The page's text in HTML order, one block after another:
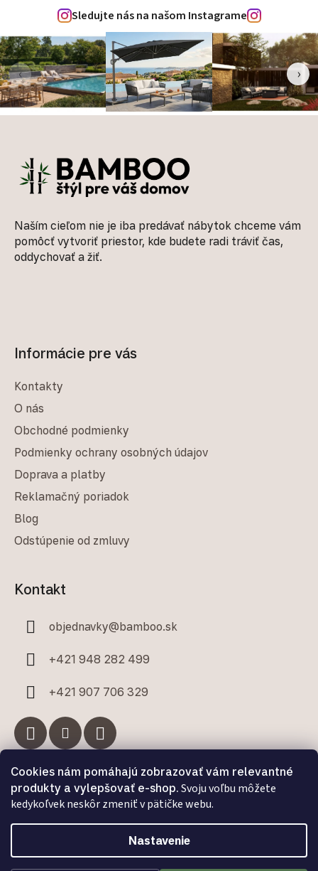
Cookies nám pomáhajú zobrazovať vám relevantné
produkty a vylepšovať e-shop. Svoju voľbu môžete
kedykoľvek neskôr zmeniť v pätičke webu.
Nastavenie
Sledujte nás na našom Instagrame
‹ ›
Naším cieľom nie je iba predávať nábytok chceme vám
pomôcť vytvoriť priestor, kde budete radi tráviť čas,
oddychovať a žiť.
Informácie pre vás
Kontakty
O nás
Obchodné podmienky
Podmienky ochrany osobných údajov
Doprava a platby
Reklamačný poriadok
Blog
Odstúpenie od zmluvy
Kontakt
objednavky@bamboo.sk
+421 948 282 499
+421 907 706 329
Facebook